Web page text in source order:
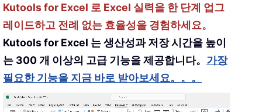
Kutools for Excel 로 Excel 실력을 한 단계 업그
레이드하고 전례 없는 효율성을 경험하세요。
Kutools for Excel 는 생산성과 저장 시간을 높이
는 300 개 이상의 고급 기능을 제공합니다。 가장
필요한 기능을 지금 바로 받아보세요。。。